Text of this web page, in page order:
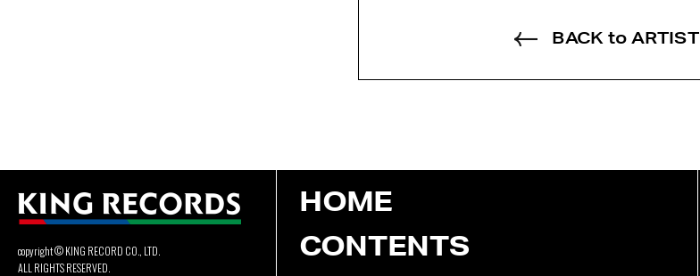
BACK to ARTIST
copyright © KING RECORD CO., LTD.
ALL RIGHTS RESERVED.
HOME
CONTENTS